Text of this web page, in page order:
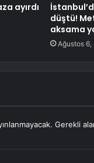
ayırdı
düştü!
aksama
Ağustos 6,
Gerekli